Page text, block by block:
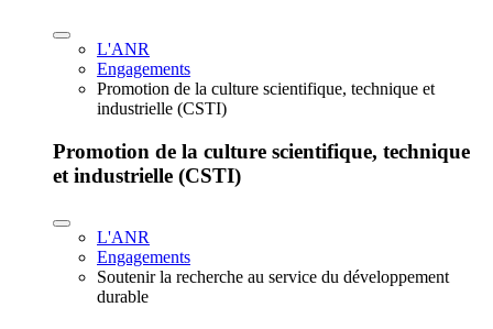
L'ANR
Engagements
Promotion de la culture scientifique, technique et
industrielle (CSTI)
Promotion de la culture scientifique, technique
et industrielle (CSTI)
L'ANR
Engagements
Soutenir la recherche au service du développement
durable